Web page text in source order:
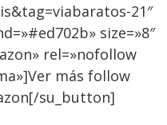
21″
size=»8″
rel=»nofollow
más follow
su_button]